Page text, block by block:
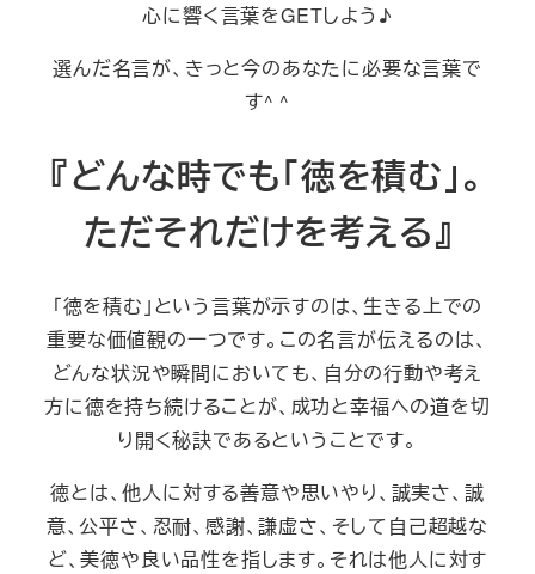
心に響く言葉をGETしよう♪
選んだ名言が、きっと今のあなたに必要な言葉で
す^ ^
『どんな時でも「徳を積む」。
ただそれだけを考える』
「徳を積む」という言葉が示すのは、生きる上での
重要な価値観の一つです。この名言が伝えるのは、
どんな状況や瞬間においても、自分の行動や考え
方に徳を持ち続けることが、成功と幸福への道を切
り開く秘訣であるということです。
徳とは、他人に対する善意や思いやり、誠実さ、誠
意、公平さ、忍耐、感謝、謙虚さ、そして自己超越な
ど、美徳や良い品性を指します。それは他人に対す